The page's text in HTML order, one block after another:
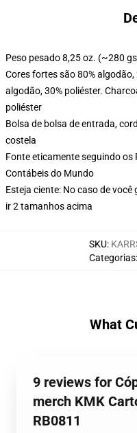
Peso pesado 8,25 oz. (~280
Cores fortes são 80% algodão,
algodão, 30% poliéster.
poliéster
Bolsa de bolsa de entrada,
costela
Fonte eticamente seguindo os
Contábeis do Mundo
Esteja ciente: No caso de
ir 2 tamanhos acima
SKU:
Categorias:
What
9 reviews for
merch KMK
RB0811